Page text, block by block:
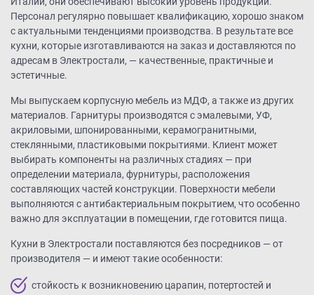
Персонал регулярно повышает квалификацию, хорошо знаком
с актуальными тенденциями производства. В результате все
кухни, которые изготавливаются на заказ и доставляются по
адресам в Электростали, — качественные, практичные и
эстетичные.
Мы выпускаем корпусную мебель из МДФ, а также из других
материалов. Гарнитуры производятся с эмалевыми, УФ,
акриловыми, шпонированными, керамогранитными,
стеклянными, пластиковыми покрытиями. Клиент может
выбирать компоненты на различных стадиях — при
определении материала, фурнитуры, расположения
составляющих частей конструкции. Поверхности мебели
выполняются с антибактериальным покрытием, что особенно
важно для эксплуатации в помещении, где готовится пища.
Кухни в Электростали поставляются без посредников — от
производителя — и имеют такие особенности:
стойкость к возникновению царапин, потертостей и